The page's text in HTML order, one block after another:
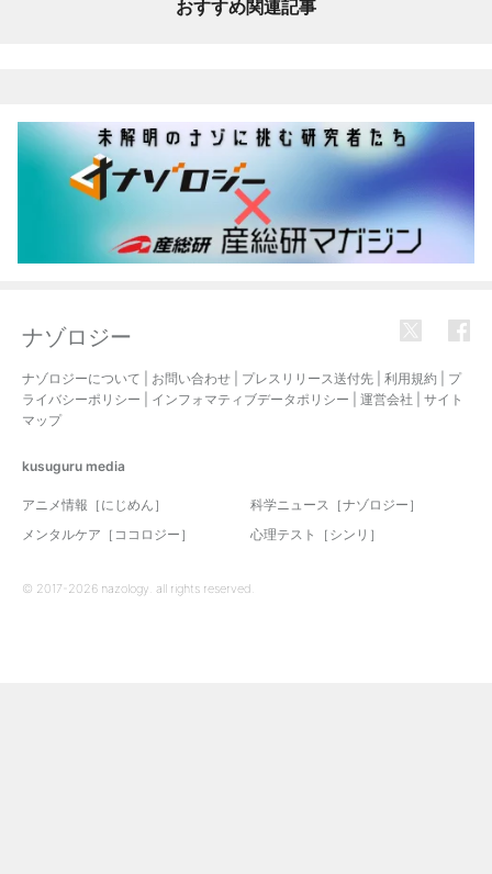
おすすめ関連記事
ナゾロジー
ナゾロジーについて お問い合わせ プレスリリース送付先 利用規約
プ
ライバシーポリシー
インフォマティブデータポリシー 運営会社
サイト
マップ
kusuguru media
アニメ情報［にじめん］
科学ニュース［ナゾロジー］
メンタルケア［ココロジー］
心理テスト［シンリ］
© 2017-2026 nazology. all rights reserved.